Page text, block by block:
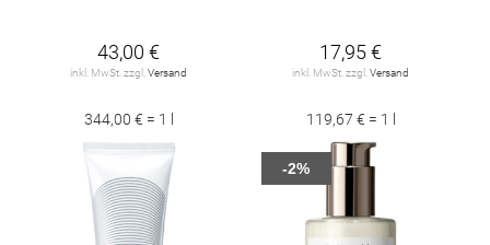
43,00 €
inkl. MwSt. zzgl.Versand
344,00 € = 1 l
17,95 €
inkl. MwSt. zzgl.Versand
119,67 € = 1 l
-2%